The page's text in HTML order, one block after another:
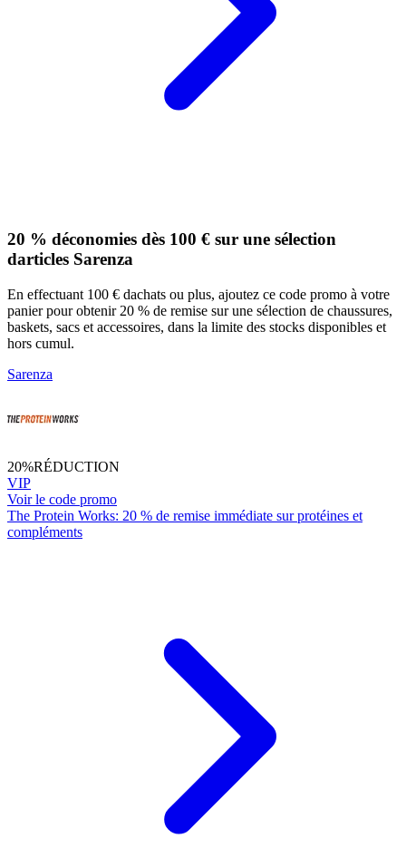
20 % déconomies dès 100 € sur une sélection
darticles Sarenza
En effectuant 100 € dachats ou plus, ajoutez ce code promo à votre
panier pour obtenir 20 % de remise sur une sélection de chaussures,
baskets, sacs et accessoires, dans la limite des stocks disponibles et
hors cumul.
Sarenza
20%RÉDUCTION
VIP
Voir le code promo
The Protein Works: 20 % de remise immédiate sur protéines et
compléments